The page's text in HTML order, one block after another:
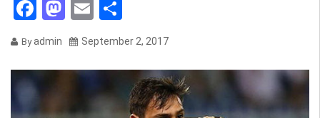
Facebook
Mastodon
Email
Byadmin September 2, 2017